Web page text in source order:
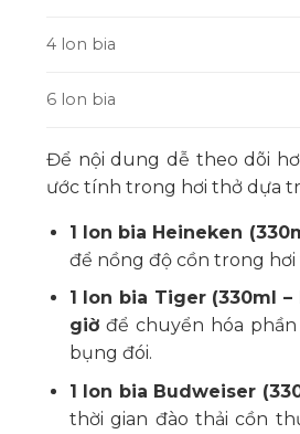
4 lon bia
6 lon bia
Để nội dung dễ theo dõi
ước tính trong hơi thở dựa
1 lon bia Heineken
để nồng độ cồn trong
1 lon bia Tiger (330ml –
giờđể chuyển hóa
bụng đói.
1 lon bia Budweiser
thời gian đào thải cồn